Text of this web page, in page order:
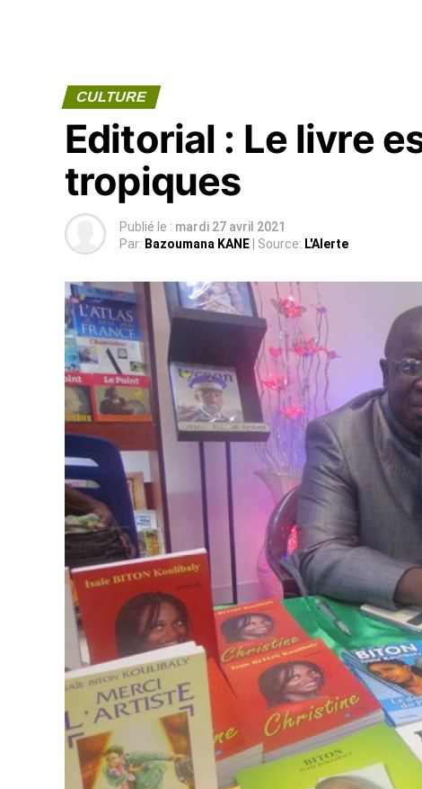
CULTURE
Editorial : Le livre
tropiques
Publié le : mardi 27 avril 2021
Par: Bazoumana KANE | Source: L'Alerte